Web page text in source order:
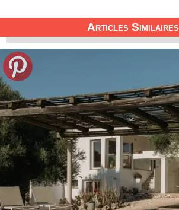
Articles Similaires